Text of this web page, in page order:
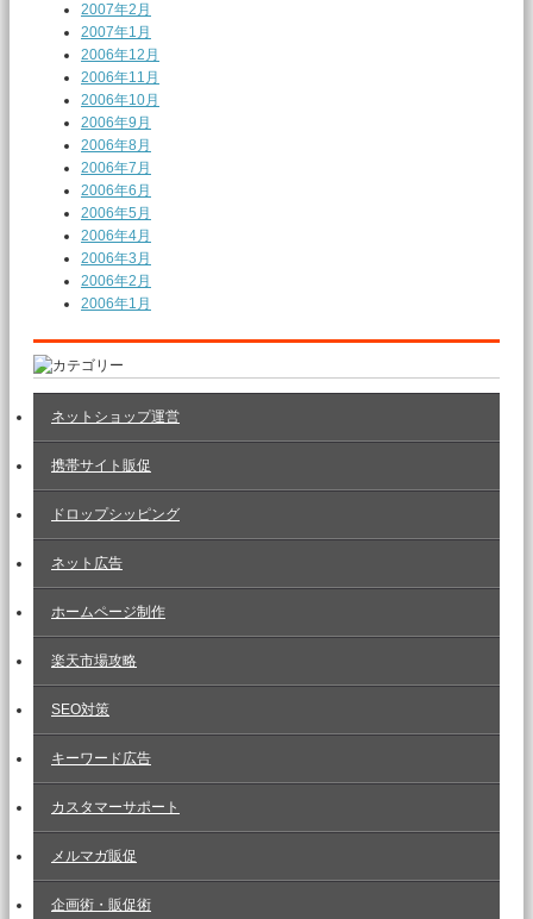
2007年2月
2007年1月
2006年12月
2006年11月
2006年10月
2006年9月
2006年8月
2006年7月
2006年6月
2006年5月
2006年4月
2006年3月
2006年2月
2006年1月
ネットショップ運営
携帯サイト販促
ドロップシッピング
ネット広告
ホームページ制作
楽天市場攻略
SEO対策
キーワード広告
カスタマーサポート
メルマガ販促
企画術・販促術